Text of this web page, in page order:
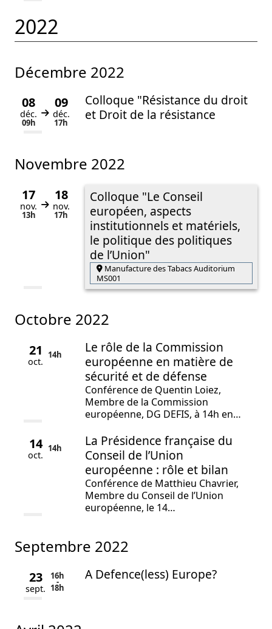
2022
décembre 2022
Du
08
déc.
09h au
09
déc.
17h
Colloque "Résistance du droit
et Droit de la résistance
novembre 2022
Du
17
nov.
13h au
18
nov.
17h
Colloque "Le Conseil
européen, aspects
institutionnels et matériels,
le politique des politiques
de l’Union"
Manufacture des Tabacs Auditorium
MS001
octobre 2022
21
oct.
14h
Le rôle de la Commission
européenne en matière de
sécurité et de défense
Conférence de Quentin Loiez,
Membre de la Commission
européenne, DG DEFIS, à 14h en…
14
oct.
14h
La Présidence française du
Conseil de l’Union
européenne : rôle et bilan
Conférence de Matthieu Chavrier,
Membre du Conseil de l’Union
européenne, le 14…
septembre 2022
23
sept.
16h
-
18h
A Defence(less) Europe?